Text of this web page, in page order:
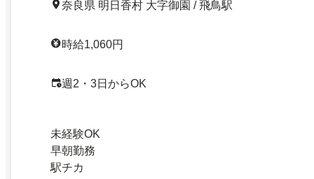
奈良県 明日香村 大字御園 / 飛鳥駅
時給1,060円
週2・3日からOK
未経験OK
早朝勤務
駅チカ